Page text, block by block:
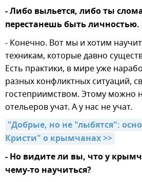
- Либо выльется, либо ты
перестанешь быть личностью.
- Конечно. Вот мы и хотим
техникам, которые давно
Есть практики, в мире уже
разных конфликтных ситуаций,
гостеприимством. Этому можно
отельеров учат. А у нас не учат.
"Добрые, но не "лыбятся":
Кристи" о крымчанах >>
- Но видите ли вы, что у
чему-то научиться?